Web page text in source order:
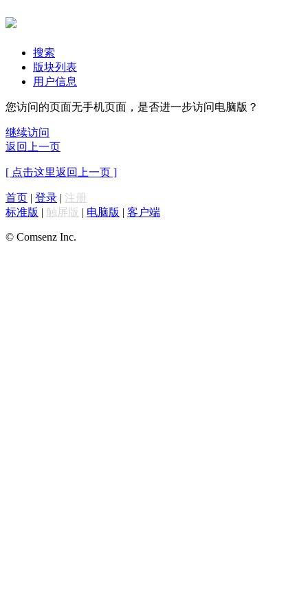
搜索
版块列表
用户信息
您访问的页面无手机页面，是否进一步访问电脑版？
继续访问
返回上一页
[ 点击这里返回上一页 ]
首页 | 登录 | 注册
标准版 | 触屏版 | 电脑版 | 客户端
© Comsenz Inc.